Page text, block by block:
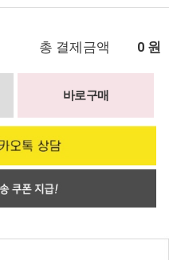
총 결제금액 0 원
바로구매